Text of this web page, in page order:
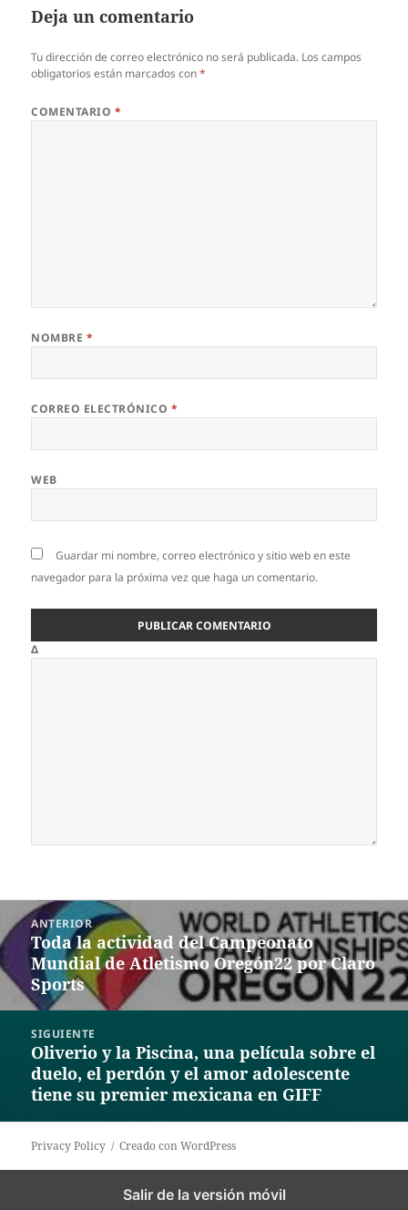
Deja un comentario
Tu dirección de correo electrónico no será publicada. Los campos
obligatorios están marcados con*
COMENTARIO *
NOMBRE *
CORREO ELECTRÓNICO *
WEB
Guardar mi nombre, correo electrónico y sitio web en este
navegador para la próxima vez que haga un comentario.
Δ
Navegación
de
entradas
ANTERIOR
Entrada
anterior:
Toda la actividad del Campeonato
Mundial de Atletismo Oregón22 por Claro
Sports
SIGUIENTE
Siguiente
entrada:
Oliverio y la Piscina, una película sobre el
duelo, el perdón y el amor adolescente
tiene su premier mexicana en GIFF
Privacy Policy Creado con WordPress
Salir de la versión móvil